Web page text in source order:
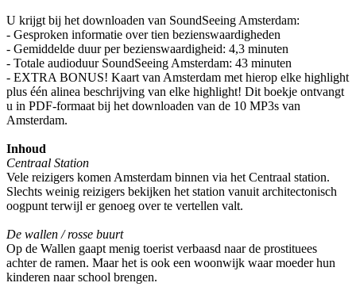
U krijgt bij het downloaden van SoundSeeing Amsterdam:
- Gesproken informatie over tien bezienswaardigheden
- Gemiddelde duur per bezienswaardigheid: 4,3 minuten
- Totale audioduur SoundSeeing Amsterdam: 43 minuten
- EXTRA BONUS! Kaart van Amsterdam met hierop elke highlight
plus één alinea beschrijving van elke highlight! Dit boekje ontvangt
u in PDF-formaat bij het downloaden van de 10 MP3s van
Amsterdam.
Inhoud
Centraal Station
Vele reizigers komen Amsterdam binnen via het Centraal station.
Slechts weinig reizigers bekijken het station vanuit architectonisch
oogpunt terwijl er genoeg over te vertellen valt.
De wallen / rosse buurt
Op de Wallen gaapt menig toerist verbaasd naar de prostituees
achter de ramen. Maar het is ook een woonwijk waar moeder hun
kinderen naar school brengen.